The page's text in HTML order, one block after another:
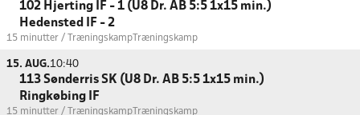
102 Hjerting IF - 1 (U8 Dr. AB 5:5 1x15 min.)
Hedensted IF - 2
15 minutter / Træningskamp Træningskamp
15. AUG.10:40
113 Sønderris SK (U8 Dr. AB 5:5 1x15 min.)
Ringkøbing IF
15 minutter / Træningskamp Træningskamp